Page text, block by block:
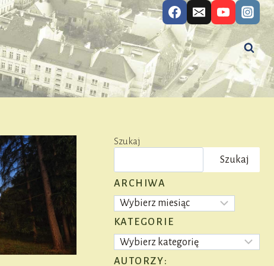
Szukaj
Szukaj
ARCHIWA
Archiwa
KATEGORIE
Kategorie
AUTORZY: